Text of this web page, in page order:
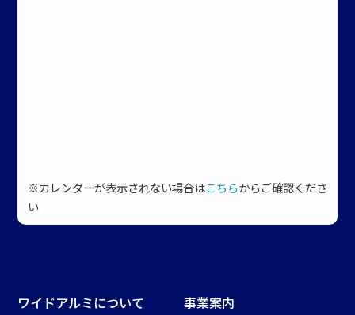
※カレンダーが表示されない場合はこちらからご確認くださ
い
ワイドアルミについて 事業案内